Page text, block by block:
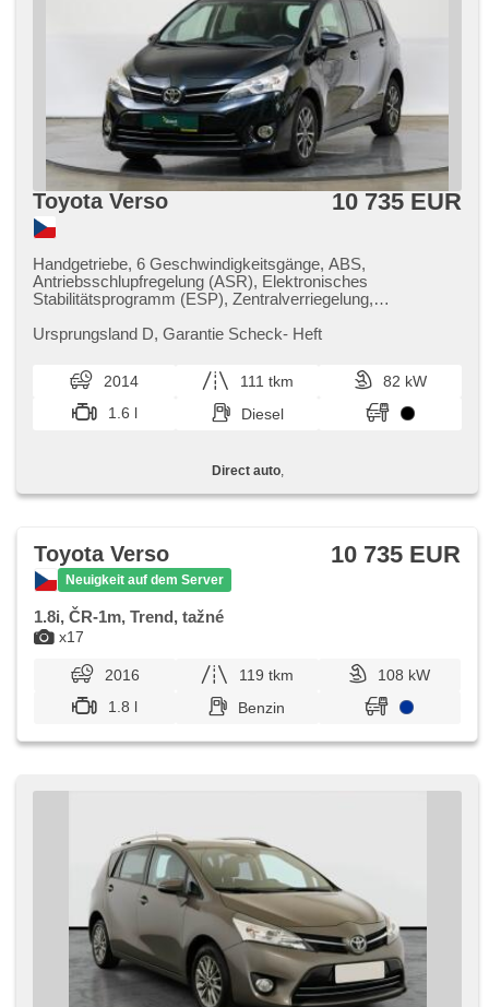
Toyota Verso 10 735 EUR
Handgetriebe, 6 Geschwindigkeitsgänge, ABS,
Antriebsschlupfregelung (ASR), Elektronisches
Stabilitätsprogramm (ESP), Zentralverriegelung,
CD-Wechsler, Bordcomputer, Nebelscheinwerfer, El.
Servolenkung, Getönte Scheiben, Autoradio, El.
Seitenscheiben, Heckscheibenwischer, zadní loketní
opěrka, Außenthermometer, Teilbare Rücksitzbank, täglich
Leuchten, Reifendrucksensor, Fahrkamera, Start-Stop
Beifahrerairbagdeaktivierung, höheneinstellbare Sitze,
höheneinstellbare Fahrersitz
Ursprungsland D,​ Garantie Scheck​- Heft
2014 111 tkm
82 kW
1.6 l
Diesel
Direct auto,
x17
Toyota Verso
Neuigkeit auf dem Server
10 735 EUR
1.8i, ČR-1m, Trend, tažné
2016 119 tkm
108 kW
1.8 l
Benzin